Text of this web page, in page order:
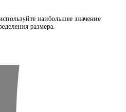
наибольшее значение
размера.